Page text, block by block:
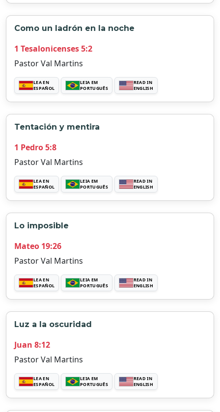
Como un ladrón en la noche
1 Tesalonicenses 5:2
Pastor Val Martins
LEA EN
ESPAÑOL
LEIA EM
PORTUGUÊS
READ IN
ENGLISH
Tentación y mentira
1 Pedro 5:8
Pastor Val Martins
LEA EN
ESPAÑOL
LEIA EM
PORTUGUÊS
READ IN
ENGLISH
Lo imposible
Mateo 19:26
Pastor Val Martins
LEA EN
ESPAÑOL
LEIA EM
PORTUGUÊS
READ IN
ENGLISH
Luz a la oscuridad
Juan 8:12
Pastor Val Martins
LEA EN
ESPAÑOL
LEIA EM
PORTUGUÊS
READ IN
ENGLISH